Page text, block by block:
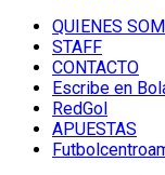
QUIENES
STAFF
CONTACTO
Escribe en
RedGol
APUESTAS